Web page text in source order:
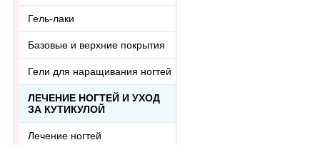
Гель-лаки
Базовые и верхние покрытия
Гели для наращивания ногтей
ЛЕЧЕНИЕ НОГТЕЙ И УХОД
ЗА КУТИКУЛОЙ
Лечение ногтей